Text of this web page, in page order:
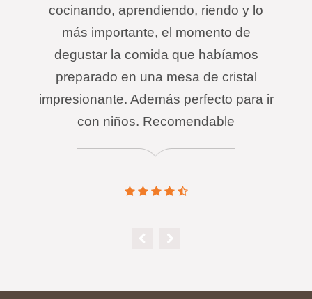
cocinando, aprendiendo, riendo y lo
más importante, el momento de
degustar la comida que habíamos
preparado en una mesa de cristal
impresionante. Además perfecto para ir
con niños. Recomendable